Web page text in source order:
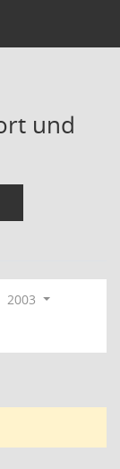
und
2003